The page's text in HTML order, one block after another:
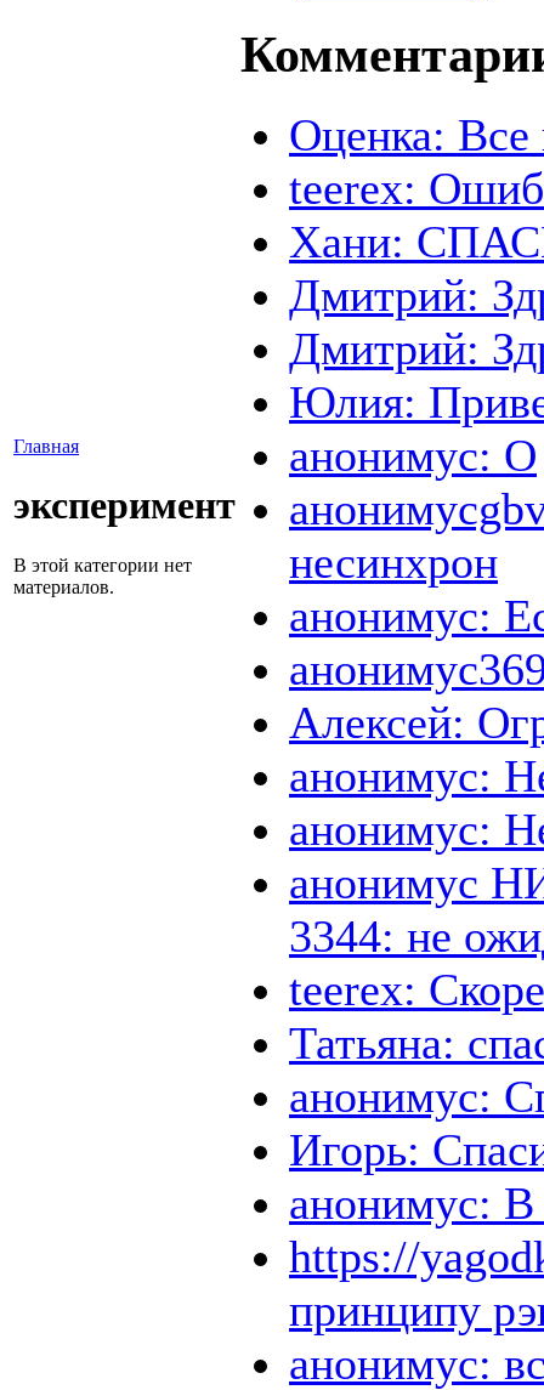
Главная
эксперимент
В этой категории нет
материалов.
Оценка: Все
teerex:
Хани:
Дмитрий:
Дмитрий:
Юлия:
анонимус: О
несинхрон
анонимус:
Алексей:
анонимус:
анонимус:
анонимус
3344: не
teerex:
Татьяна:
анонимус:
Игорь:
анонимус: В
https://
принципу
анонимус: